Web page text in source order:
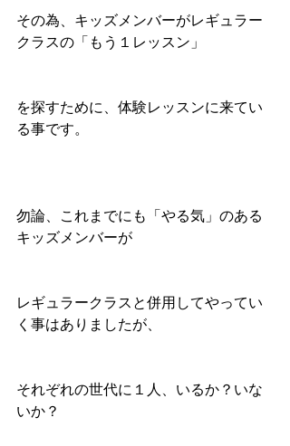
その為、キッズメンバーがレギュラー
クラスの「もう１レッスン」
を探すために、体験レッスンに来てい
る事です。
勿論、これまでにも「やる気」のある
キッズメンバーが
レギュラークラスと併用してやってい
く事はありましたが、
それぞれの世代に１人、いるか？いな
いか？